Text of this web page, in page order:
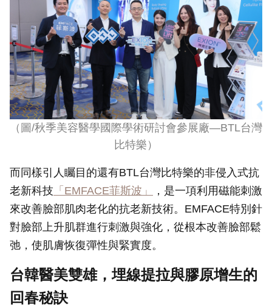
（圖/秋季美容醫學國際學術研討會參展廠—BTL台灣
比特樂）
而同樣引人矚目的還有BTL台灣比特樂的非侵入式抗
老新科技 「EMFACE菲斯波」
，是一項利用磁能刺激
來改善臉部肌肉老化的抗老新技術。EMFACE特別針
對臉部上升肌群進行刺激與強化，從根本改善臉部鬆
弛，使肌膚恢復彈性與緊實度。
台韓醫美雙雄，埋線提拉與膠原增生的
回春秘訣